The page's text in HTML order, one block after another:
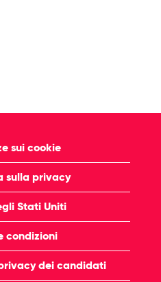
sui cookie
sulla privacy
Stati Uniti
condizioni
dei candidati